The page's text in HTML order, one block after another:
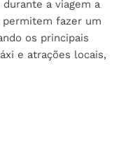
a viagem a
permitem fazer um
os principais
e atrações locais,